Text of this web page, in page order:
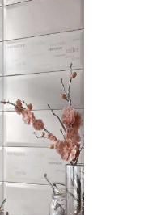
Бюджетный фартук
Требования для
кухонного фартука